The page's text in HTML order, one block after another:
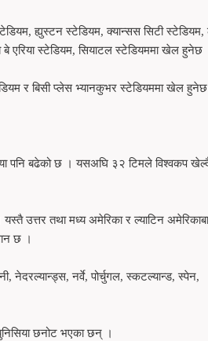
ह्युस्टन स्टेडियम, क्यान्सस सिटी
बे एरिया स्टेडियम, सियाटल स्टेडियममा खेल हुनेछ
र बिसी प्लेस भ्यानकुभर स्टेडियममा खेल
पनि बढेको छ । यसअघि ३२ टिमले विश्वकप
उत्तर तथा मध्य अमेरिका र ल्याटिन
छ ।
नेदरल्यान्ड्स, नर्वे, पोर्चुगल, स्कटल्यान्ड, स्पेन,
छनोट भएका छन् ।